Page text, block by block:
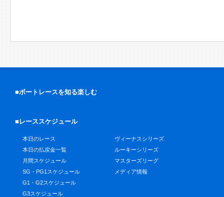
■ボートレースを知る楽しむ
■レーススケジュール
本日のレース
本日の払戻金一覧
月間スケジュール
SG・PG1スケジュール
G1・G2スケジュール
G3スケジュール
ヴィーナスシリーズ
ルーキーシリーズ
マスターズリーグ
メディア情報